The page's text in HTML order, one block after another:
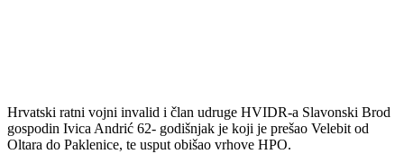
Hrvatski ratni vojni invalid i član udruge HVIDR-a Slavonski Brod
gospodin Ivica Andrić 62- godišnjak je koji je prešao Velebit od
Oltara do Paklenice, te usput obišao vrhove HPO.